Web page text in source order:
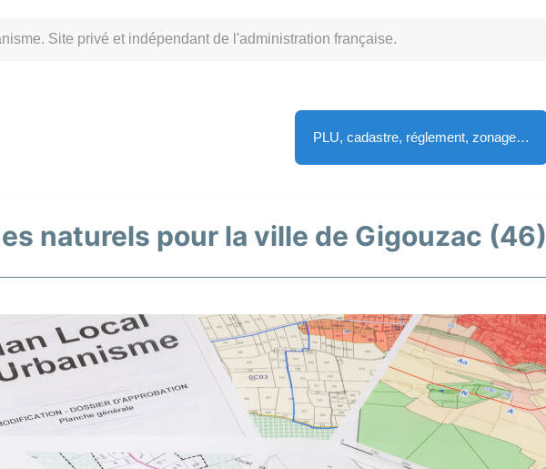
Site privé et indépendant de l'administration française.
PLU, cadastre, réglement, zonage…
naturels pour la ville de Gigouzac (46)